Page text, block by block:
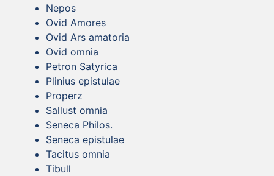
Nepos
Ovid Amores
Ovid Ars amatoria
Ovid omnia
Petron Satyrica
Plinius epistulae
Properz
Sallust omnia
Seneca Philos.
Seneca epistulae
Tacitus omnia
Tibull